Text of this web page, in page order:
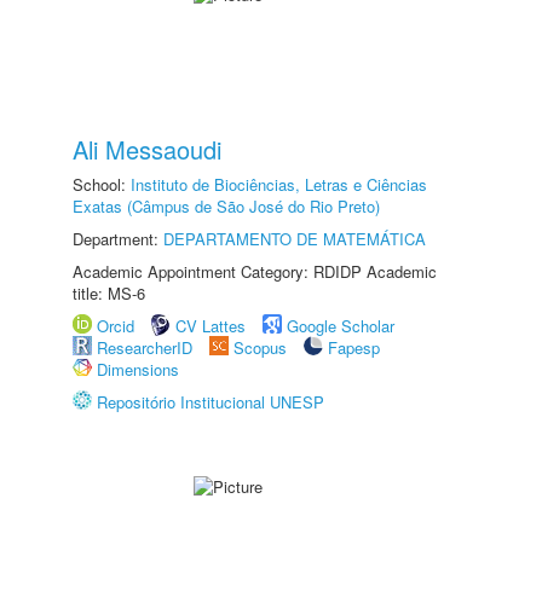
Ali Messaoudi
School: Instituto de Biociências, Letras e Ciências
Exatas (Câmpus de São José do Rio Preto)
Department: DEPARTAMENTO DE MATEMÁTICA
Academic Appointment Category: RDIDP Academic
title: MS-6
Orcid
CV Lattes
Google Scholar
ResearcherID
Scopus
Fapesp
Dimensions
Repositório Institucional UNESP